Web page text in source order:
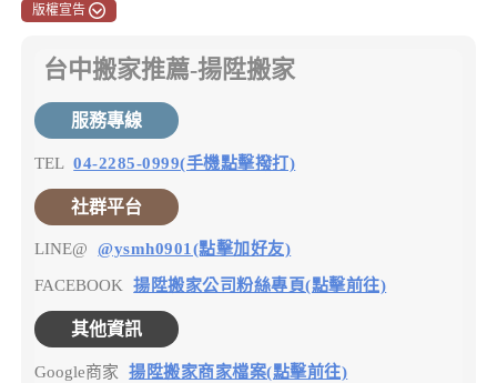
版權宣告
台中搬家推薦-揚陞搬家
服務專線
TEL 04-2285-0999(手機點擊撥打)
社群平台
LINE@ @ysmh0901(點擊加好友)
FACEBOOK 揚陞搬家公司粉絲專頁(點擊前往)
其他資訊
Google商家 揚陞搬家商家檔案(點擊前往)